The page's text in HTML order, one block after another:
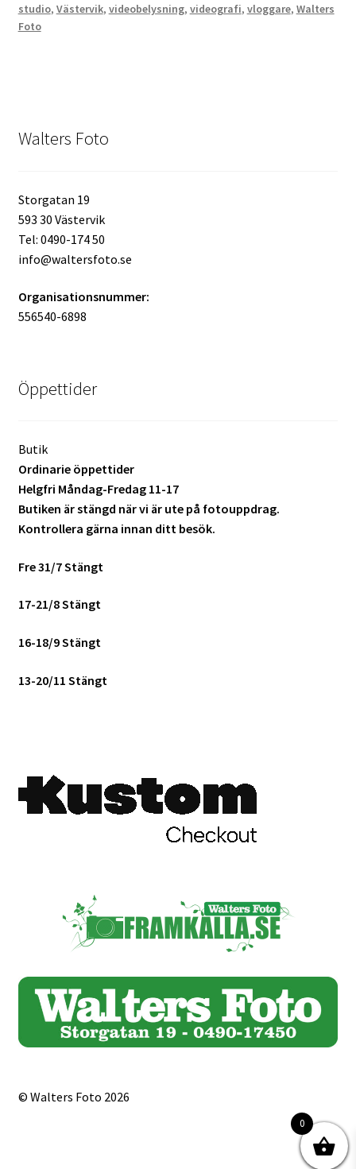
Övriga objektivtillbehör & filter
Kikare Tillbehör
DVD/CD/Tape
Minneskort
USB-minne / Hårddisk
Kortläsare
Batterier för Nikon
Batterier övriga
Arkivering
Rengöring & Vård
Fyndhörnan
Studio & Ljuskontroll
Fotokurs
Bildtjänster
studio, Västervik, videobelysning, videografi, vloggare, Walters
Foto
Walters Foto
Storgatan 19
593 30 Västervik
Tel: 0490-174 50
info@waltersfoto.se
Organisationsnummer:
556540-6898
Öppettider
Butik
Ordinarie öppettider
Helgfri Måndag-Fredag 11-17
Butiken är stängd när vi är ute på fotouppdrag.
Kontrollera gärna innan ditt besök.
Fre 31/7 Stängt
17-21/8 Stängt
16-18/9 Stängt
13-20/11 Stängt
© Walters Foto 2026
0